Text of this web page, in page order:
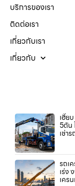
บริการของเรา
ติดต่อเรา
เกี่ยวกับเรา
เกี่ยวกับ
เฮี๊ย
5ตัน
เช่า
รถเ
เร่ง
เคร